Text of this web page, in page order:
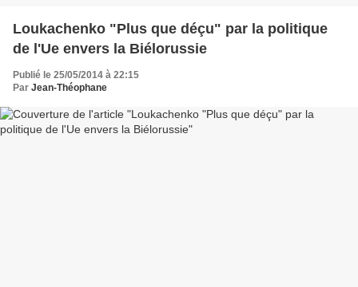
Loukachenko "Plus que déçu" par la politique
de l'Ue envers la Biélorussie
Publié le 25/05/2014 à 22:15
Par Jean-Théophane